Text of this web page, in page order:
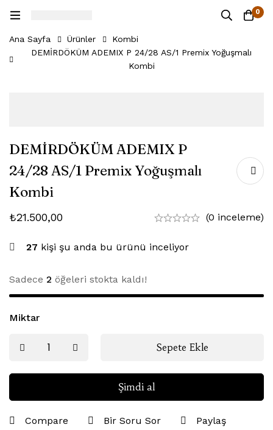
0
Ana Sayfa Ürünler
Kombi
DEMİRDÖKÜM ADEMIX P 24/28 AS/1 Premix Yoğuşmalı
Kombi
DEMİRDÖKÜM ADEMIX P
24/28 AS/1 Premix Yoğuşmalı
Kombi
₺21.500,00 (0 inceleme)
27 kişi şu anda bu ürünü inceliyor
Sadece 2 öğeleri stokta kaldı!
Miktar
Sepete Ekle
Şimdi al
Compare Bir Soru Sor Paylaş